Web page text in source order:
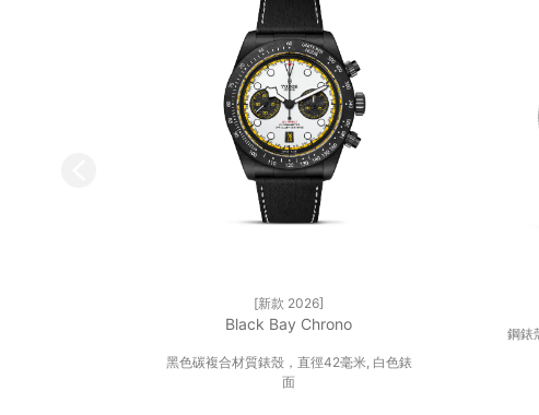
新款 2026
Black Bay Chrono
黑色碳複合材質錶殼，直徑42毫米, 白色錶
面
鋼錶